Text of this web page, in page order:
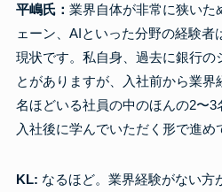
平嶋氏： 業界自体が非常に狭いた
ェーン、AIといった分野の経験
現状です。私自身、過去に銀行の
とがありますが、入社前から業
名ほどいる社員の中のほんの2〜
入社後に学んでいただく形で進め
KL: なるほど。業界経験がない方